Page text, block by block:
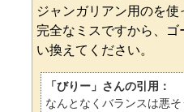
ジャンガリアン用のを
完全なミスですから、
い換えてください。
「びりー」さんの引用：
なんとなくバランスは悪